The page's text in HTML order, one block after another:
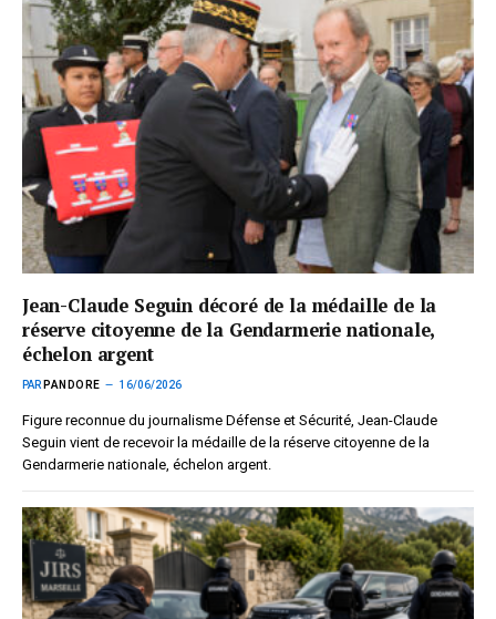
Jean-Claude Seguin décoré de la médaille de la
réserve citoyenne de la Gendarmerie nationale,
échelon argent
PAR PANDORE 16/06/2026
Figure reconnue du journalisme Défense et Sécurité, Jean-Claude
Seguin vient de recevoir la médaille de la réserve citoyenne de la
Gendarmerie nationale, échelon argent.